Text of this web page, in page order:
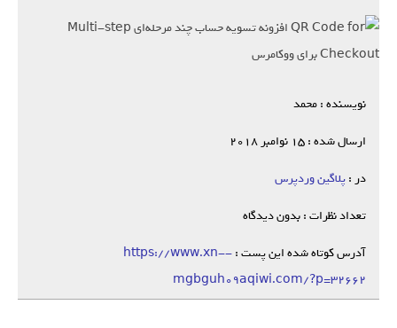
نویسنده : محمد
ارسال شده : 15 نوامبر 2018
در :پلاگین وردپرس
تعداد نظرات : بدون دیدگاه
آدرس کوتاه شده این پست :https://www.xn--
mgbguh09aqiwi.com/?p=32662